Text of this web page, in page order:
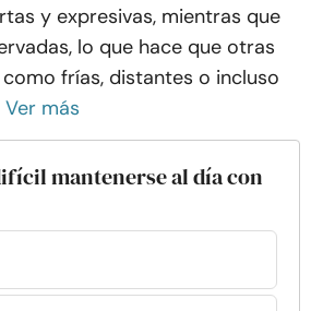
y expresivas, mientras que
lo que hace que otras
frías, distantes o incluso
Ver más
mantenerse al día con